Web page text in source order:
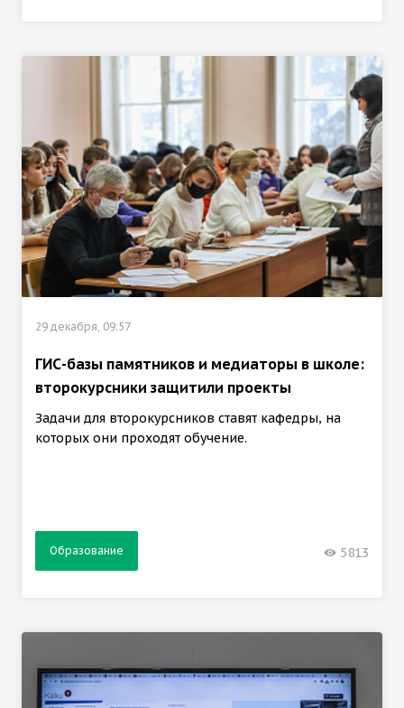
29 декабря, 09:57
ГИС-базы памятников и медиаторы в школе:
второкурсники защитили проекты
Задачи для второкурсников ставят кафедры, на
которых они проходят обучение.
Образование 5813